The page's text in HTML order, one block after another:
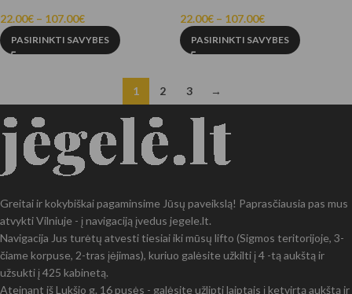
22.00€ – 107.00€
PASIRINKTI SAVYBES
22.00€ – 107.00€
PASIRINKTI SAVYBES
1 2 3 →
Greitai ir kokybiškai pagaminsime Jūsų paveikslą! Paprasčiausia pas mus
atvykti Vilniuje - į navigaciją įvedus jegele.lt.
Navigacija Jus turėtų atvesti tiesiai iki mūsų lifto (Sigmos teritorijoje, 3-
čiame korpuse, 2-tras įėjimas), kuriuo galėsite užkilti į 4 -tą aukštą ir
užsukti į 425 kabinetą.
Ateinant iš Lukšio g. 16 pusės - galėsite užlipti laiptais į ketvirtą aukštą ir